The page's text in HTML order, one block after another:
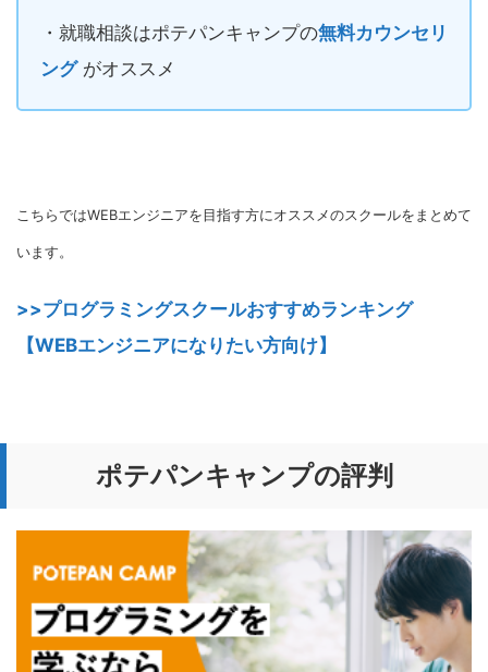
・就職相談はポテパンキャンプの無料カウンセリ
ング がオススメ
こちらではWEBエンジニアを目指す方にオススメのスクールをまとめて
います。
>>プログラミングスクールおすすめランキング
【WEBエンジニアになりたい方向け】
ポテパンキャンプの評判